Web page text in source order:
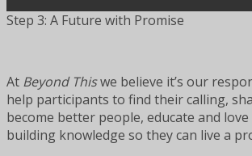
Step 3: A Future with Promise
At Beyond Thiswe believe it’s our
help participants to find their calling,
become better people, educate and
building knowledge so they can live a